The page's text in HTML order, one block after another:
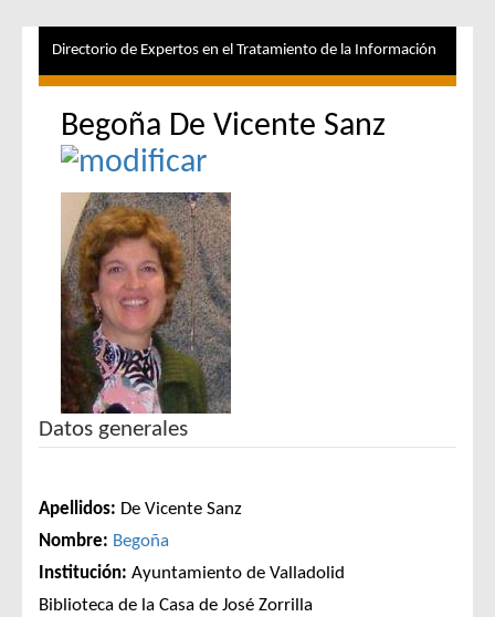
Directorio de Expertos en el Tratamiento de la Información
Begoña De Vicente Sanz
Datos generales
Apellidos: De Vicente Sanz
Nombre: Begoña
Institución: Ayuntamiento de Valladolid
Biblioteca de la Casa de José Zorrilla